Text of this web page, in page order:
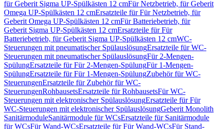
für Geberit Sigma UP-Spülkästen 12 cmFür Netzbetrieb, für Geberit
Omega UP-Spülkästen 12 cmErsatzteile für Für Netzbetrieb, für
Geberit Omega UP-Spülkästen 12 cmFür Batteriebetrieb, für
Geberit Sigma UP-Spülkästen 12 cmErsatzteile für Für
Batteriebetrieb, für Geberit Sigma UP-Spülkästen 12 cmWC-
Steuerungen mit pneumatischer SpülauslösungErsatzteile für WC-
Steuerungen mit pneumatischer SpülauslösungFür 2-Mengen-
SpülungErsatzteile für Für 2-Mengen-SpülungFür 1-Mengen-
SpülungErsatzteile für Für 1-Mengen-SpülungZubehör für WC-
SteuerungenErsatzteile für Zubehör für WC-
SteuerungenRohbausetsErsatzteile für RohbausetsFür WC-
Steuerungen mit elektronischer SpülauslösungErsatzteile für Für
WC-Steuerungen mit elektronischer SpülauslösungGeberit Monolith
SanitärmoduleSanitärmodule für WCsErsatzteile für Sanitärmodule
für WCsFür Wand-WCsErsatzteile für Für Wand-WCsFür Stand-